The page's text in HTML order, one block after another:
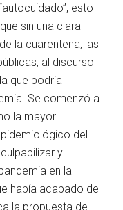
esto
sin una clara
la cuarentena, las
al discurso
que podría
Se comenzó a
la mayor
del
y
en la
había acabado de
la propuesta de